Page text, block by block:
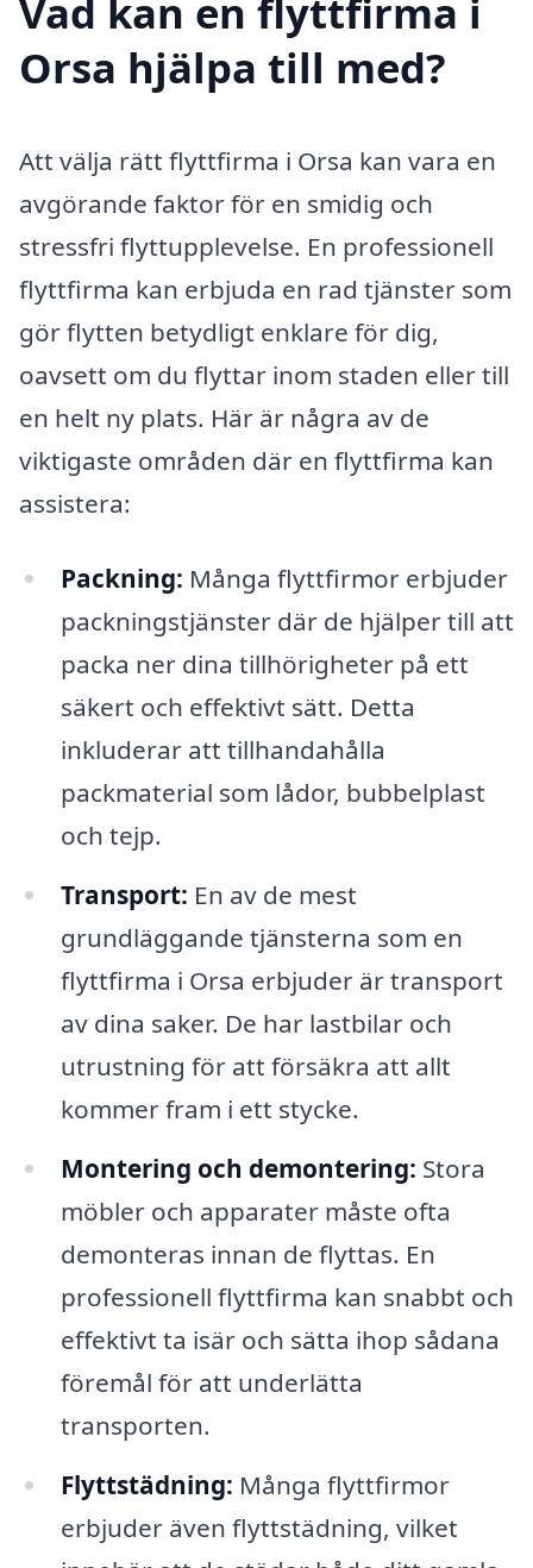
Vad kan en flyttfirma i
Orsa hjälpa till med?
Att välja rätt flyttfirma i Orsa kan vara en
avgörande faktor för en smidig och
stressfri flyttupplevelse. En professionell
flyttfirma kan erbjuda en rad tjänster som
gör flytten betydligt enklare för dig,
oavsett om du flyttar inom staden eller till
en helt ny plats. Här är några av de
viktigaste områden där en flyttfirma kan
assistera:
Packning: Många flyttfirmor erbjuder
packningstjänster där de hjälper till att
packa ner dina tillhörigheter på ett
säkert och effektivt sätt. Detta
inkluderar att tillhandahålla
packmaterial som lådor, bubbelplast
och tejp.
Transport: En av de mest
grundläggande tjänsterna som en
flyttfirma i Orsa erbjuder är transport
av dina saker. De har lastbilar och
utrustning för att försäkra att allt
kommer fram i ett stycke.
Montering och demontering: Stora
möbler och apparater måste ofta
demonteras innan de flyttas. En
professionell flyttfirma kan snabbt och
effektivt ta isär och sätta ihop sådana
föremål för att underlätta
transporten.
Flyttstädning: Många flyttfirmor
erbjuder även flyttstädning, vilket